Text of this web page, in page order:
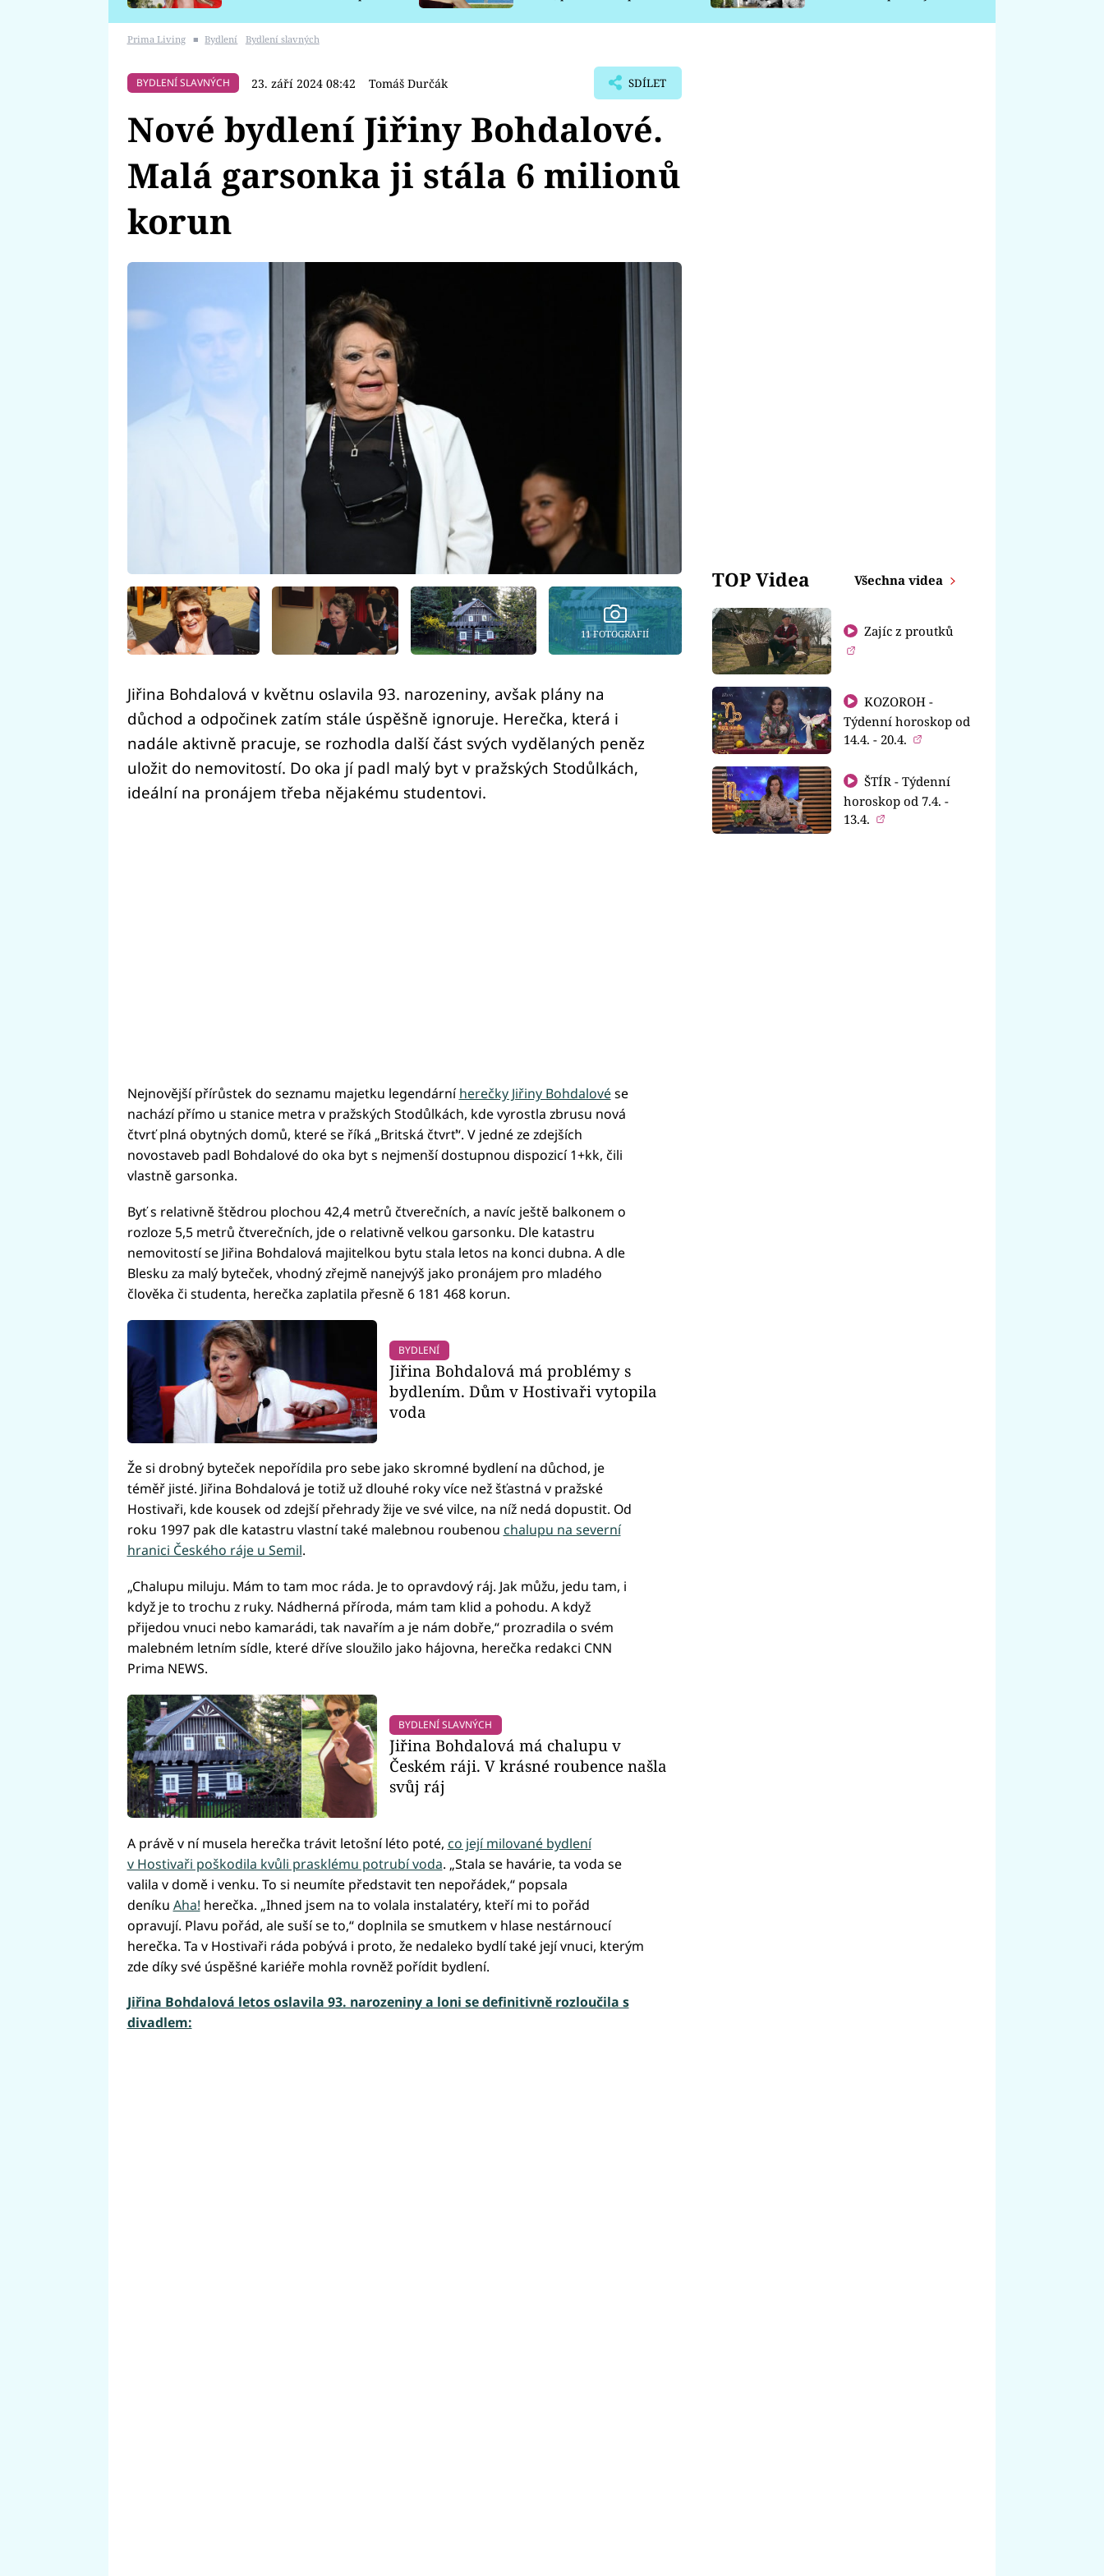
Prima Living ■ Bydlení Bydlení slavných
BYDLENÍ SLAVNÝCH 23. září 2024 08:42 Tomáš Durčák SDÍLET
Nové bydlení Jiřiny Bohdalové.
Malá garsonka ji stála 6 milionů
korun
11 FOTOGRAFIÍ
Jiřina Bohdalová v květnu oslavila 93. narozeniny, avšak plány na
důchod a odpočinek zatím stále úspěšně ignoruje. Herečka, která i
nadále aktivně pracuje, se rozhodla další část svých vydělaných peněz
uložit do nemovitostí. Do oka jí padl malý byt v pražských Stodůlkách,
ideální na pronájem třeba nějakému studentovi.
Nejnovější přírůstek do seznamu majetku legendárníherečky Jiřiny Bohdalovése
nachází přímo u stanice metra v pražských Stodůlkách, kde vyrostla zbrusu nová
čtvrť plná obytných domů, které se říká „Britská čtvrť“. V jedné ze zdejších
novostaveb padl Bohdalové do oka byt s nejmenší dostupnou dispozicí 1+kk, čili
vlastně garsonka.
Byť s relativně štědrou plochou 42,4 metrů čtverečních, a navíc ještě balkonem o
rozloze 5,5 metrů čtverečních, jde o relativně velkou garsonku. Dle katastru
nemovitostí se Jiřina Bohdalová majitelkou bytu stala letos na konci dubna. A dle
Blesku za malý byteček, vhodný zřejmě nanejvýš jako pronájem pro mladého
člověka či studenta, herečka zaplatila přesně 6 181 468 korun.
BYDLENÍ
Jiřina Bohdalová má problémy s
bydlením. Dům v Hostivaři vytopila
voda
Že si drobný byteček nepořídila pro sebe jako skromné bydlení na důchod, je
téměř jisté. Jiřina Bohdalová je totiž už dlouhé roky více než šťastná v pražské
Hostivaři, kde kousek od zdejší přehrady žije ve své vilce, na níž nedá dopustit. Od
roku 1997 pak dle katastru vlastní také malebnou roubenou chalupu na severní
hranici Českého ráje u Semil.
„Chalupu miluju. Mám to tam moc ráda. Je to opravdový ráj. Jak můžu, jedu tam, i
když je to trochu z ruky. Nádherná příroda, mám tam klid a pohodu. A když
přijedou vnuci nebo kamarádi, tak navařím a je nám dobře,“ prozradila o svém
malebném letním sídle, které dříve sloužilo jako hájovna, herečka redakci CNN
Prima NEWS.
BYDLENÍ SLAVNÝCH
Jiřina Bohdalová má chalupu v
Českém ráji. V krásné roubence našla
svůj ráj
A právě v ní musela herečka trávit letošní léto poté, co její milované bydlení
v Hostivaři poškodila kvůli prasklému potrubí voda. „Stala se havárie, ta voda se
valila v domě i venku. To si neumíte představit ten nepořádek,“ popsala
deníku Aha! herečka. „Ihned jsem na to volala instalatéry, kteří mi to pořád
opravují. Plavu pořád, ale suší se to,“ doplnila se smutkem v hlase nestárnoucí
herečka. Ta v Hostivaři ráda pobývá i proto, že nedaleko bydlí také její vnuci, kterým
zde díky své úspěšné kariéře mohla rovněž pořídit bydlení.
Jiřina Bohdalová letos oslavila 93. narozeniny a loni se definitivně rozloučila s
divadlem:
TOP Videa Všechna videa
Zajíc z proutků
KOZOROH -
Týdenní horoskop od
14.4. - 20.4.
ŠTÍR - Týdenní
horoskop od 7.4. -
13.4.